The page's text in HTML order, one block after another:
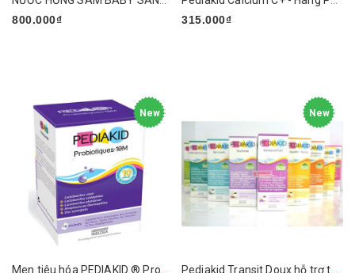
800.000₫
315.000₫
New New